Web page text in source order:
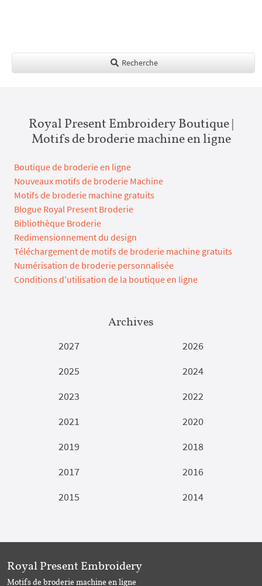
Recherche
Royal Present Embroidery Boutique |
Motifs de broderie machine en ligne
Boutique de broderie en ligne
Nouveaux motifs de broderie Machine
Motifs de broderie machine gratuits
Blogue Royal Present Broderie
Bibliothèque Broderie
Redimensionnement du design
Téléchargement de motifs de broderie machine gratuits
Numérisation de broderie personnalisée
Conditions d'utilisation de la boutique en ligne
Archives
2027
2026
2025
2024
2023
2022
2021
2020
2019
2018
2017
2016
2015
2014
Royal Present Embroidery
Motifs de broderie machine en ligne